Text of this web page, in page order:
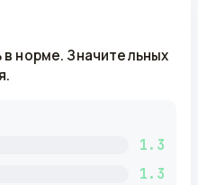
в норме. Значительных
1.3
1.3